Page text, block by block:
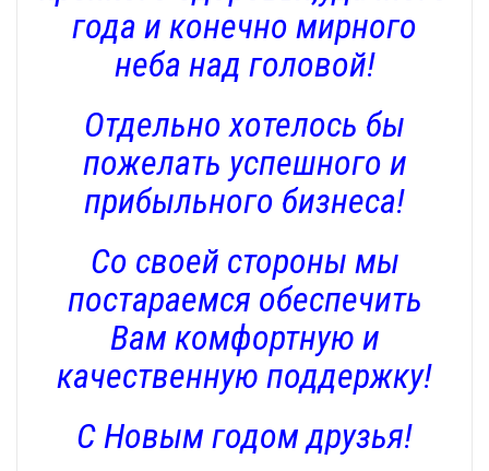
года и конечно мирного
неба над головой!
Отдельно хотелось бы
пожелать успешного и
прибыльного бизнеса!
Со своей стороны мы
постараемся обеспечить
Вам комфортную и
качественную поддержку!
С Новым годом друзья!